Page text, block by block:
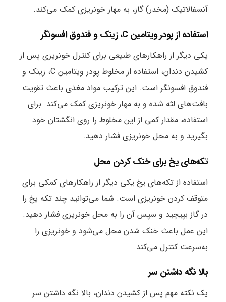
آنسفالاتیک (مخدر) گاز، به مهار خونریزی کمک می‌کند.
استفاده از پودر ویتامین C، زینک و فندوق افسونگر
یکی دیگر از راهکارهای طبیعی برای کنترل خونریزی پس از
کشیدن دندان، استفاده از مخلوط پودر ویتامین C، زینک و
فندوق افسونگر است. این ترکیب مواد مغذی باعث تقویت
بافت‌های لثه شده و به مهار خونریزی کمک می‌کند. برای
استفاده، مقدار کمی از این مخلوط را روی انگشتان خود
بگیرید و به محل خونریزی فشار دهید.
تکه‌های یخ برای خنک کردن محل
استفاده از تکه‌های یخ یکی دیگر از راهکارهای کمکی برای
متوقف کردن خونریزی است. شما می‌توانید چند تکه یخ را
در گاز بپیچید و سپس آن را به محل خونریزی فشار دهید.
این عمل باعث خنک شدن محل می‌شود و خونریزی را
به‌سرعت کنترل می‌کند.
بالا نگه داشتن سر
یک نکته مهم پس از کشیدن دندان، بالا نگه داشتن سر